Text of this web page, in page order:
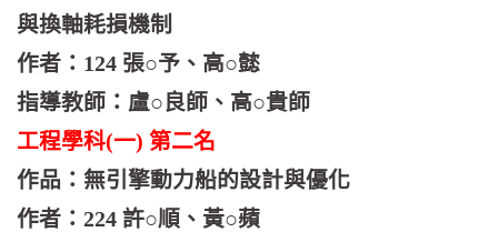
與換軸耗損機制
作者：124 張○予、高○懿
指導教師：盧○良師、高○貴師
工程學科(一) 第二名
作品：無引擎動力船的設計與優化
作者：224 許○順、黃○蘋